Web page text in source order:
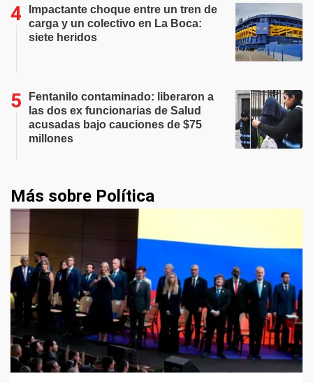
Impactante choque entre un tren de
carga y un colectivo en La Boca:
siete heridos
Fentanilo contaminado: liberaron a
las dos ex funcionarias de Salud
acusadas bajo cauciones de $75
millones
Más sobre Política